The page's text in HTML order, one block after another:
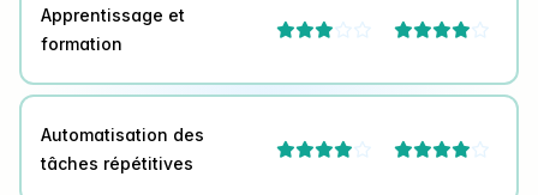
Apprentissage et
formation
 
Automatisation des
tâches répétitives
 